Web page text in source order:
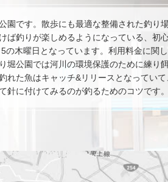
です。散歩にも最適な整備された釣り
釣りが楽しめるようになっている、初
木曜日となっています。利用料金に関
公園では河川の環境保護のために練り
た魚はキャッチ&リリースとなってい
針に付けてみるのが釣るためのコツです